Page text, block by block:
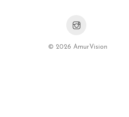
© 2026 AmurVision